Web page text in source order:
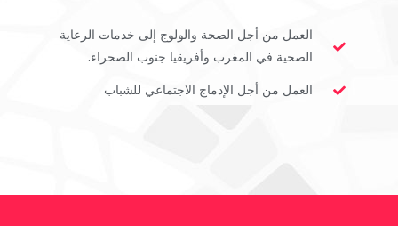
العمل من أجل الصحة والولوج إلى خدمات الرعاية
الصحية في المغرب وأفريقيا جنوب الصحراء.
العمل من أجل الإدماج الاجتماعي للشباب